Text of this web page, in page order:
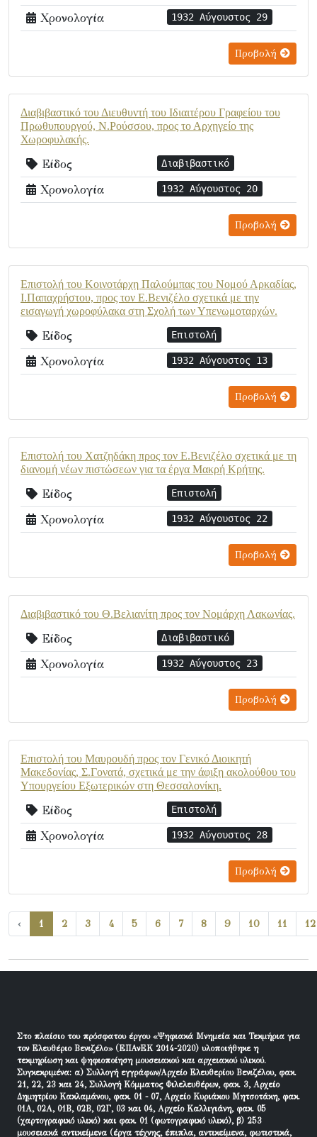
Χρονολογία 1932 Αύγουστος 29
Προβολή
Διαβιβαστικό του Διευθυντή του Ιδιαιτέρου Γραφείου του
Πρωθυπουργού, Ν.Ρούσσου, προς το Αρχηγείο της
Χωροφυλακής.
Είδος Διαβιβαστικό
Χρονολογία 1932 Αύγουστος 20
Προβολή
Επιστολή του Κοινοτάρχη Παλούμπας του Νομού Αρκαδίας,
Ι.Παπαχρήστου, προς τον Ε.Βενιζέλο σχετικά με την
εισαγωγή χωροφύλακα στη Σχολή των Υπενωμοταρχών.
Είδος Επιστολή
Χρονολογία 1932 Αύγουστος 13
Προβολή
Επιστολή του Χατζηδάκη προς τον Ε.Βενιζέλο σχετικά με τη
διανομή νέων πιστώσεων για τα έργα Μακρή Κρήτης.
Είδος Επιστολή
Χρονολογία 1932 Αύγουστος 22
Προβολή
Διαβιβαστικό του Θ.Βελιανίτη προς τον Νομάρχη Λακωνίας.
Είδος Διαβιβαστικό
Χρονολογία 1932 Αύγουστος 23
Προβολή
Επιστολή του Μαυρουδή προς τον Γενικό Διοικητή
Μακεδονίας, Σ.Γονατά, σχετικά με την άφιξη ακολούθου του
Υπουργείου Εξωτερικών στη Θεσσαλονίκη.
Είδος Επιστολή
Χρονολογία 1932 Αύγουστος 28
Προβολή
‹ 1 2 3 4 5 6 7 8 9 10 11 12
Στο πλαίσιο του πρόσφατου έργου «Ψηφιακά Μνημεία και Τεκμήρια για
τον Ελευθέριο Βενιζέλο» (ΕΠΑνΕΚ 2014-2020) υλοποιήθηκε η
τεκμηρίωση και ψηφιοποίηση μουσειακού και αρχειακού υλικού.
Συγκεκριμένα: α) Συλλογή εγγράφων/Αρχείο Ελευθερίου Βενιζέλου, φακ.
21, 22, 23 και 24, Συλλογή Κόμματος Φιλελευθέρων, φακ. 3, Αρχείο
Δημητρίου Κακλαμάνου, φακ. 01 - 07, Αρχείο Κυριάκου Μητσοτάκη, φακ.
01Α, 02Α, 01Β, 02Β, 02Γ, 03 και 04, Αρχείο Καλλιγιάνη, φακ. 05
(χαρτογραφικό υλικό) και φακ. 01 (φωτογραφικό υλικό), β) 253
μουσειακά αντικείμενα (έργα τέχνης, έπιπλα, αντικείμενα, φωτιστικά,